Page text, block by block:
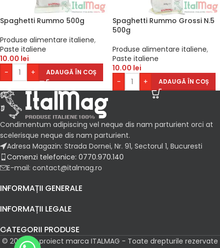
Spaghetti Rummo 500g
Produse alimentare italiene,
Paste italiene
10.00 lei
-
+ ADAUGĂ ÎN COȘ
Spaghetti Rummo Grossi N.5
500g
Produse alimentare italiene,
Paste italiene
10.00 lei
-
+ ADAUGĂ ÎN COȘ
Condimentum adipiscing vel neque dis nam parturient orci at
scelerisque neque dis nam parturient.
Adresa Magazin: Strada Dornei, Nr. 91, Sectorul 1, Bucuresti
Comenzi telefonice: 0770.970.140
E-mail: contact@italmag.ro
INFORMAȚII GENERALE
INFORMAȚII LEGALE
CATEGORII PRODUSE
© 2026 Un proiect marca ITALMAG - Toate drepturile rezervate